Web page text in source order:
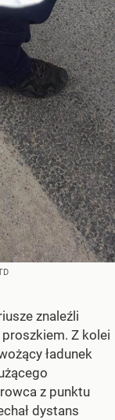
znaleźli
Z kolei
ładunek
z punktu
dystans